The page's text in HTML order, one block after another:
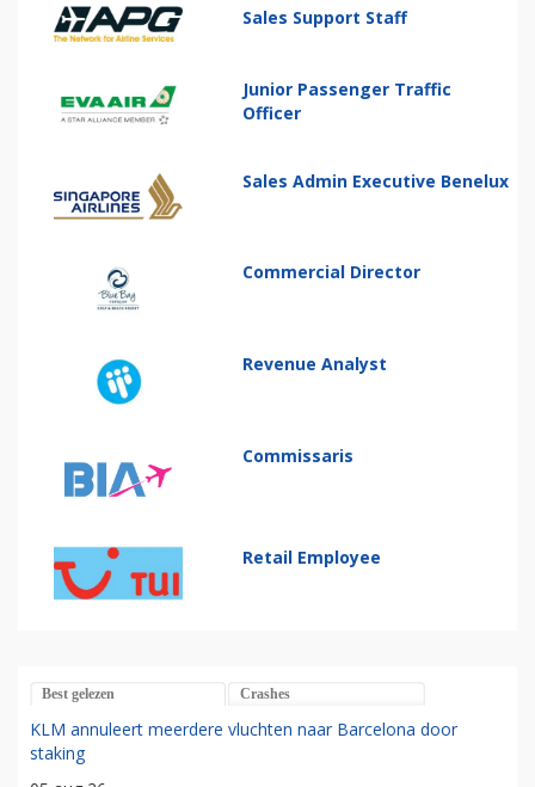
Sales Support Staff
Junior Passenger Traffic
Officer
Sales Admin Executive Benelux
Commercial Director
Revenue Analyst
Commissaris
Retail Employee
Best gelezen Crashes
KLM annuleert meerdere vluchten naar Barcelona door
staking